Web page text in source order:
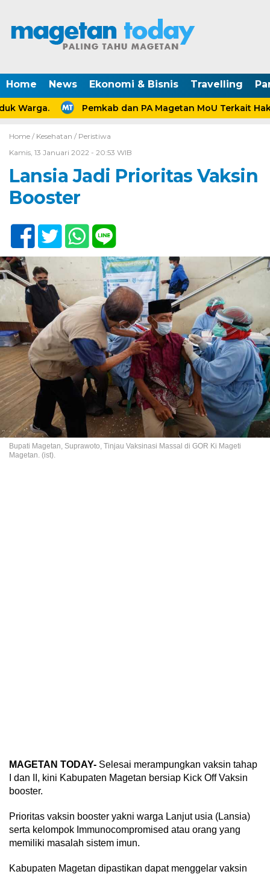
Home News Ekonomi & Bisnis Travelling
Warga. Pemkab dan PA Magetan MoU Terkait Hak
Home / Kesehatan / Peristiwa
Kamis, 13 Januari 2022 - 20:53 WIB
Lansia Jadi Prioritas Vaksin
Booster
Bupati Magetan, Suprawoto, Tinjau Vaksinasi Massal di GOR Ki Mageti
Magetan. (ist).
MAGETAN TODAY- Selesai merampungkan vaksin tahap
I dan II, kini Kabupaten Magetan bersiap Kick Off Vaksin
booster.
Prioritas vaksin booster yakni warga Lanjut usia (Lansia)
serta kelompok Immunocompromised atau orang yang
memiliki masalah sistem imun.
Kabupaten Magetan dipastikan dapat menggelar vaksin